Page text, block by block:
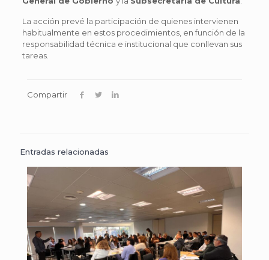
La acción prevé la participación de quienes intervienen
habitualmente en estos procedimientos, en función de la
responsabilidad técnica e institucional que conllevan sus
tareas.
Compartir
Entradas relacionadas